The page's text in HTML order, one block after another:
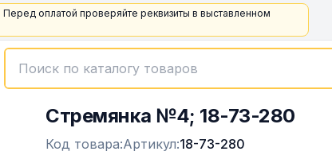
Перед оплатой проверяйте реквизиты в выставленном
Стремянка №4; 18-73-280
Код товара:Артикул:18-73-280